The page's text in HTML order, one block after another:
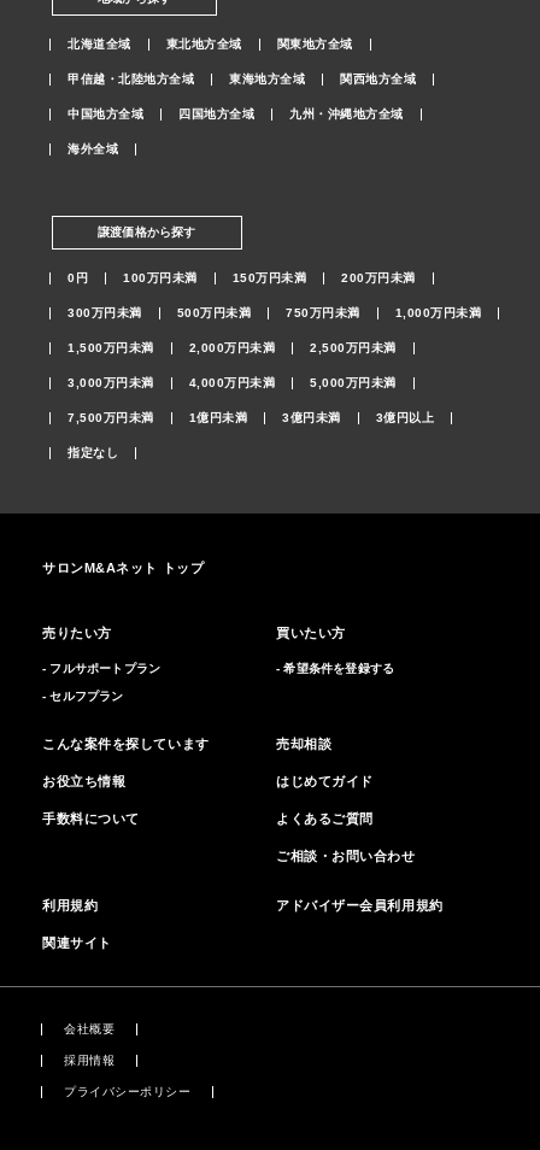
北海道全域 東北地方全域 関東地方全域
甲信越・北陸地方全域 東海地方全域 関西地方全域
中国地方全域 四国地方全域 九州・沖縄地方全域
海外全域
譲渡価格から探す
0円 100万円未満 150万円未満 200万円未満
300万円未満 500万円未満 750万円未満 1,000万円未満
1,500万円未満 2,000万円未満 2,500万円未満
3,000万円未満 4,000万円未満 5,000万円未満
7,500万円未満 1億円未満 3億円未満 3億円以上
指定なし
サロンM&Aネット トップ
売りたい方
- フルサポートプラン
- セルフプラン
買いたい方
- 希望条件を登録する
こんな案件を探しています
お役立ち情報
手数料について
売却相談
はじめてガイド
よくあるご質問
ご相談・お問い合わせ
利用規約 アドバイザー会員利用規約
関連サイト
会社概要
採用情報
プライバシーポリシー